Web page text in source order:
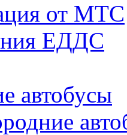
от МТС
ЕДДС
автобусы